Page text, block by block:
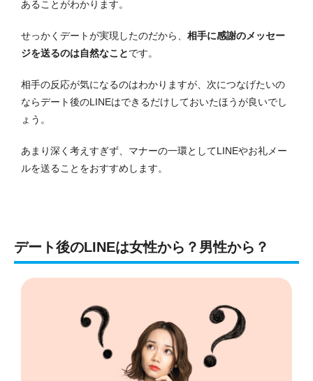
あることがわかります。
せっかくデートが実現したのだから、 相手に感謝のメッセー
ジを送るのは自然なことです。
相手の反応が気になるのはわかりますが、次につなげたいの
ならデート後のLINEはできるだけしておいたほうが良いでし
ょう。
あまり深く考えすぎず、マナーの一環としてLINEやお礼メー
ルを送ることをおすすめします。
デート後のLINEは女性から？男性から？